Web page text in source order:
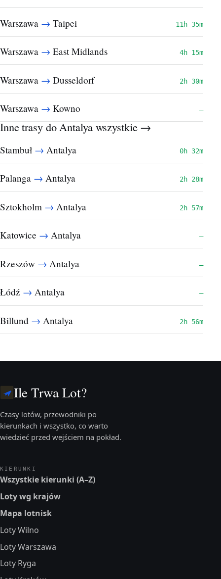
Warszawa → Taipei 11h 35m
Warszawa → East Midlands 4h 15m
Warszawa → Dusseldorf 2h 30m
Warszawa → Kowno —
Inne trasy do Antalyawszystkie →
Stambuł → Antalya 0h 32m
Palanga → Antalya 2h 28m
Sztokholm → Antalya 2h 57m
Katowice → Antalya —
Rzeszów → Antalya —
Łódź → Antalya —
Billund → Antalya 2h 56m
Ile Trwa Lot?
Czasy lotów, przewodniki po
kierunkach i wszystko, co warto
wiedzieć przed wejściem na pokład.
KIERUNKI
Wszystkie kierunki (A–Z)
Loty wg krajów
Mapa lotnisk
Loty Wilno
Loty Warszawa
Loty Ryga